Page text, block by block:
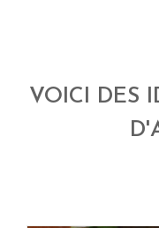
VOICI DES